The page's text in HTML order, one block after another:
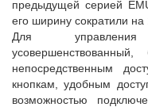
предыдущей серией
его ширину сократили на
Для управления
непосредственным
кнопкам, удобным
возможностью